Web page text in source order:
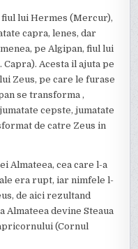
lui Hermes (Mercur),
capra, lenes, dar
pe Algipan, fiul lui
Acesta il ajuta pe
Zeus, pe care le furase
se transforma ,
cepste, jumatate
de catre Zeus in
Almateea, cea care l-a
era rupt, iar nimfele l-
de aici rezultand
Almateea devine Steaua
(Cornul